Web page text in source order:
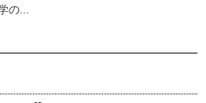
の...